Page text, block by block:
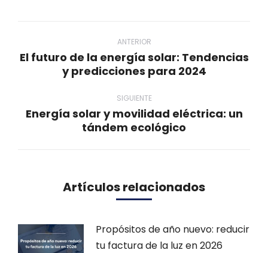
publicaciones
ANTERIOR
Publicación
anterior:
El futuro de la energía solar: Tendencias
y predicciones para 2024
SIGUIENTE
Publicación
siguiente:
Energía solar y movilidad eléctrica: un
tándem ecológico
Artículos relacionados
Propósitos de año nuevo: reducir
tu factura de la luz en 2026